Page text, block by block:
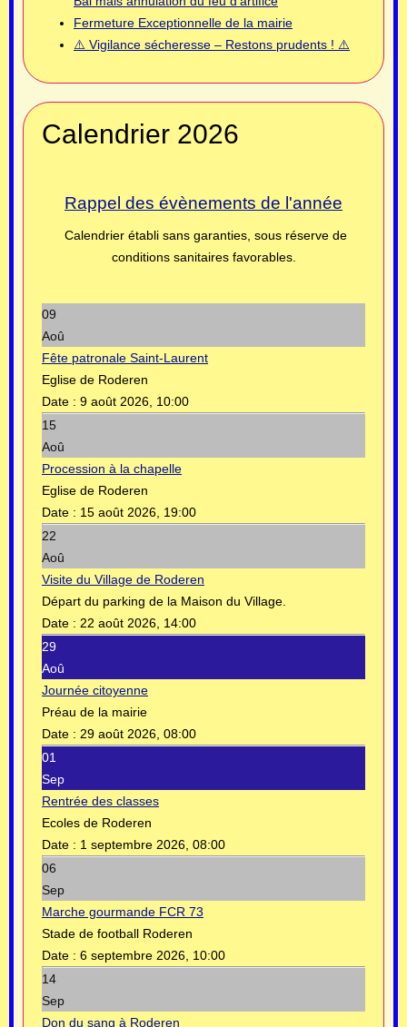
Fermeture Exceptionnelle de la mairie
⚠️ Vigilance sécheresse – Restons prudents ! ⚠️
Calendrier 2026
Rappel des évènements de l'année
Calendrier établi sans garanties, sous réserve de
conditions sanitaires favorables.
09
Aoû
Fête patronale Saint-Laurent
Eglise de Roderen
Date : 9 août 2026, 10:00
15
Aoû
Procession à la chapelle
Eglise de Roderen
Date : 15 août 2026, 19:00
22
Aoû
Visite du Village de Roderen
Départ du parking de la Maison du Village.
Date : 22 août 2026, 14:00
29
Aoû
Journée citoyenne
Préau de la mairie
Date : 29 août 2026, 08:00
01
Sep
Rentrée des classes
Ecoles de Roderen
Date : 1 septembre 2026, 08:00
06
Sep
Marche gourmande FCR 73
Stade de football Roderen
Date : 6 septembre 2026, 10:00
14
Sep
Don du sang à Roderen